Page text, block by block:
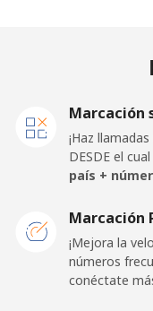
Línea fija ⁦35.5¢⁩
⁦34.5¢⁩
Línea fija ⁦1.5¢⁩
⁦2.4¢⁩
Marcación
¡Haz
DESDE el
país +
Marcación
¡Mejora la
números
conéctate